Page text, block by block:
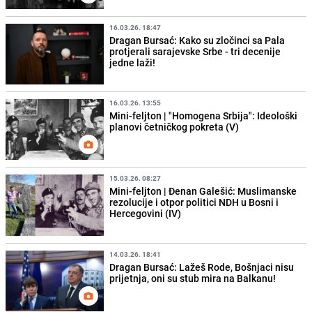
16.03.26. 18:47
Dragan Bursać: Kako su zločinci sa Pala
protjerali sarajevske Srbe - tri decenije
jedne laži!
16.03.26. 13:55
Mini-feljton | "Homogena Srbija": Ideološki
planovi četničkog pokreta (V)
15.03.26. 08:27
Mini-feljton | Đenan Galešić: Muslimanske
rezolucije i otpor politici NDH u Bosni i
Hercegovini (IV)
14.03.26. 18:41
Dragan Bursać: Lažeš Rode, Bošnjaci nisu
prijetnja, oni su stub mira na Balkanu!